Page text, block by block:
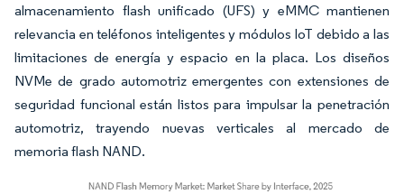
almacenamiento flash unificado (UFS) y eMMC mantienen
relevancia en teléfonos inteligentes y módulos IoT debido a las
limitaciones de energía y espacio en la placa. Los diseños
NVMe de grado automotriz emergentes con extensiones de
seguridad funcional están listos para impulsar la penetración
automotriz, trayendo nuevas verticales al mercado de
memoria flash NAND.